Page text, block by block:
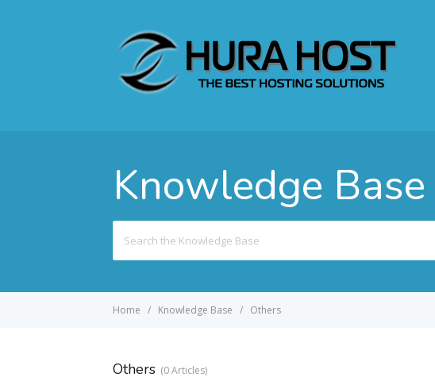
Knowledge Base
For
Home Knowledge Base Others
Others 0 Articles